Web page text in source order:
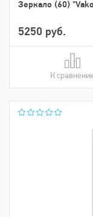
Зеркало (60)
5250 руб.
К
В